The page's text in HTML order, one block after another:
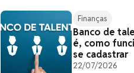
Finanças
Banco de
é, como
se cadastrar
22/07/2026